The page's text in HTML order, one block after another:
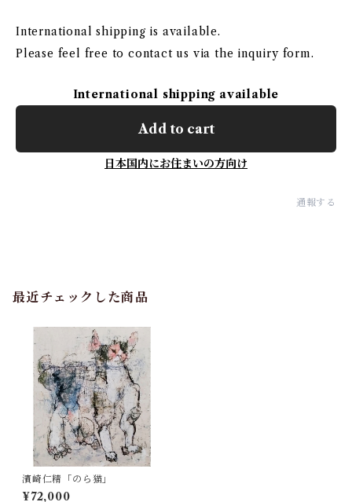
International shipping is available.
Please feel free to contact us via the inquiry form.
International shipping available
Add to cart
日本国内にお住まいの方向け
通報する
最近チェックした商品
濱崎仁精「のら猫」
¥72,000